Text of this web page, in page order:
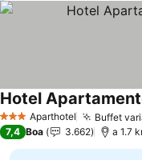
3 EstrelasAparthotel Buffet
Hotel
7,4 Boa 3.662 a 1.7